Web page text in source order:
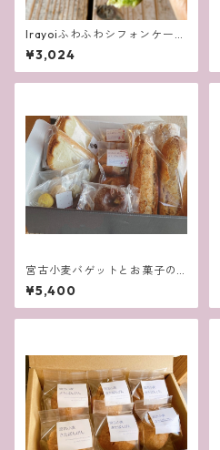
Irayoiふわふわシフォンケーキ
〜箱入り・２種類６個入り〜
¥3,024
宮古小麦バゲットとお菓子の5
000円セット
¥5,400